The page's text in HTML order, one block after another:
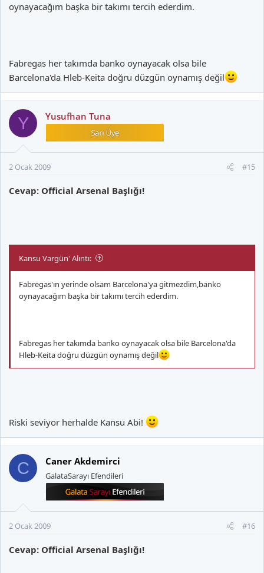
oynayacağım başka bir takımı tercih ederdim.
Fabregas her takımda banko oynayacak olsa bile
Barcelona'da Hleb-Keita doğru düzgün oynamış değil
Y Yusufhan Tuna
2 Ocak 2009 #15
Cevap: Official Arsenal Başlığı!
Kansu Vargün' Alıntı:
Fabregas'ın yerinde olsam Barcelona'ya gitmezdim,banko
oynayacağım başka bir takımı tercih ederdim.
Fabregas her takımda banko oynayacak olsa bile Barcelona'da
Hleb-Keita doğru düzgün oynamış değil
Riski seviyor herhalde Kansu Abi!
C Caner Akdemirci
GalataSarayı Efendileri
2 Ocak 2009 #16
Cevap: Official Arsenal Başlığı!